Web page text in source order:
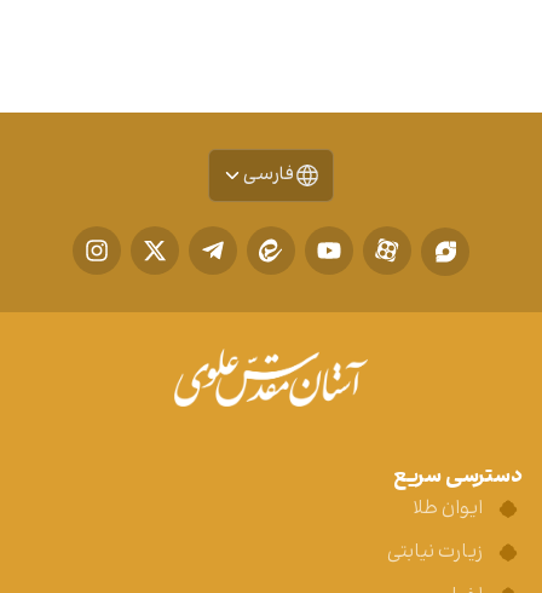
فارسی
دسترسی سریع
ایوان طلا
زیارت نیابتی